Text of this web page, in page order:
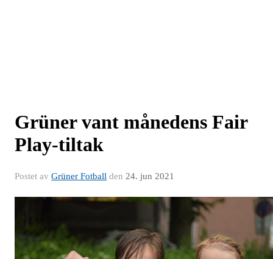
Grüner vant månedens Fair
Play-tiltak
Postet av Grüner Fotball den 24. jun 2021